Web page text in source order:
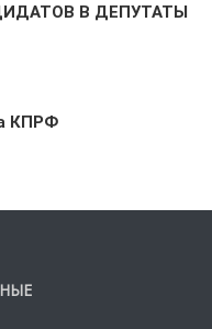
В ДЕПУТАТЫ
КПРФ